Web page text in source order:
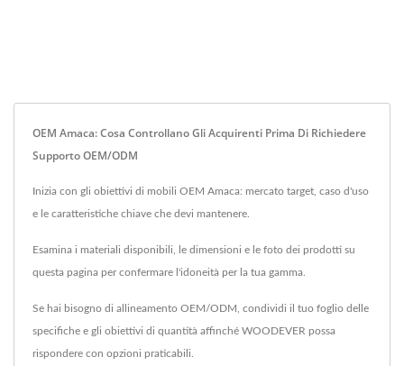
OEM Amaca: Cosa Controllano Gli Acquirenti Prima Di Richiedere
Supporto OEM/ODM
Inizia con gli obiettivi di mobili OEM Amaca: mercato target, caso d'uso
e le caratteristiche chiave che devi mantenere.
Esamina i materiali disponibili, le dimensioni e le foto dei prodotti su
questa pagina per confermare l'idoneità per la tua gamma.
Se hai bisogno di allineamento OEM/ODM, condividi il tuo foglio delle
specifiche e gli obiettivi di quantità affinché WOODEVER possa
rispondere con opzioni praticabili.